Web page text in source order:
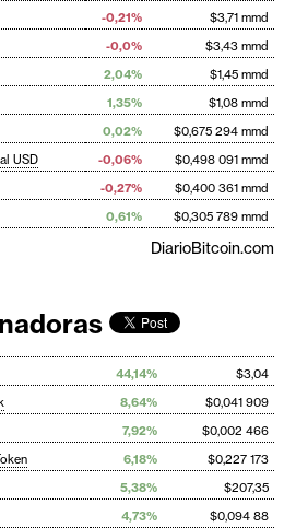
-0,21%
$3,71 mmd
-0,0%
$3,43 mmd
2,04%
$1,45 mmd
1,35%
$1,08 mmd
0,02%
$0,675 294 mmd
USD -0,06%
$0,498 091 mmd
-0,27%
$0,400 361 mmd
0,61% $0,305 789 mmd
DiarioBitcoin.com
44,14%
$3,04
8,64%
$0,041 909
7,92%
$0,002 466
6,18%
$0,227 173
5,38%
$207,35
4,73%
$0,094 88